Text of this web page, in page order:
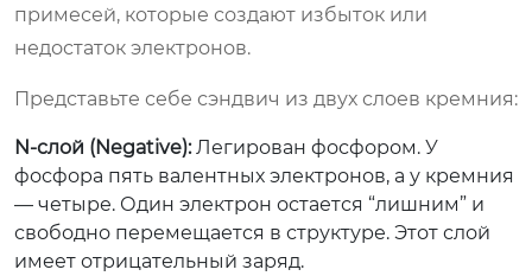
примесей, которые создают избыток или
недостаток электронов.
Представьте себе сэндвич из двух слоев кремния:
N-слой (Negative):Легирован фосфором. У
фосфора пять валентных электронов, а у кремния
— четыре. Один электрон остается “лишним” и
свободно перемещается в структуре. Этот слой
имеет отрицательный заряд.